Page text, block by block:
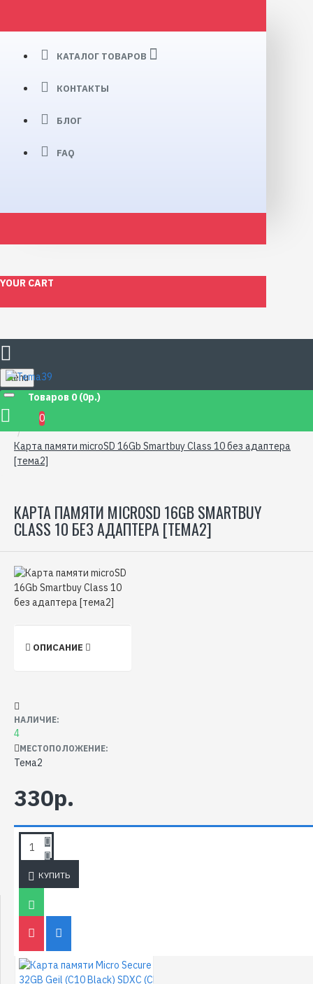
КАТАЛОГ ТОВАРОВ
КОНТАКТЫ
БЛОГ
FAQ
YOUR CART
Menu
Товаров 0 (0р.)
0
Карта памяти microSD 16Gb Smartbuy Class 10 без адаптера
[тема2]
КАРТА ПАМЯТИ MICROSD 16GB SMARTBUY
CLASS 10 БЕЗ АДАПТЕРА [ТЕМА2]
ОПИСАНИЕ
НАЛИЧИЕ:
4
МЕСТОПОЛОЖЕНИЕ:
Тема2
330р.
КУПИТЬ
Карта памяти microSD
16Gb Smartbuy Class
10 без адаптера
ТАКЖЕ РЕКОМЕНДУЕМ